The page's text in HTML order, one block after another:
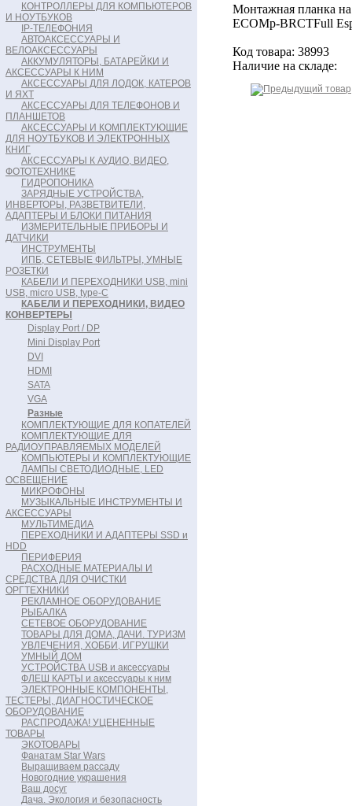
КОНТРОЛЛЕРЫ ДЛЯ КОМПЬЮТЕРОВ
И НОУТБУКОВ
IP-ТЕЛЕФОНИЯ
АВТОАКСЕССУАРЫ И
ВЕЛОАКСЕССУАРЫ
АККУМУЛЯТОРЫ, БАТАРЕЙКИ И
АКСЕССУАРЫ К НИМ
АКСЕССУАРЫ ДЛЯ ЛОДОК, КАТЕРОВ
И ЯХТ
АКСЕССУАРЫ ДЛЯ ТЕЛЕФОНОВ И
ПЛАНШЕТОВ
АКСЕССУАРЫ И КОМПЛЕКТУЮЩИЕ
ДЛЯ НОУТБУКОВ И ЭЛЕКТРОННЫХ
КНИГ
АКСЕССУАРЫ К АУДИО, ВИДЕО,
ФОТОТЕХНИКЕ
ГИДРОПОНИКА
ЗАРЯДНЫЕ УСТРОЙСТВА,
ИНВЕРТОРЫ, РАЗВЕТВИТЕЛИ,
АДАПТЕРЫ И БЛОКИ ПИТАНИЯ
ИЗМЕРИТЕЛЬНЫЕ ПРИБОРЫ И
ДАТЧИКИ
ИНСТРУМЕНТЫ
ИПБ, СЕТЕВЫЕ ФИЛЬТРЫ, УМНЫЕ
РОЗЕТКИ
КАБЕЛИ И ПЕРЕХОДНИКИ USB, mini
USB, micro USB, type-C
КАБЕЛИ И ПЕРЕХОДНИКИ, ВИДЕО
КОНВЕРТЕРЫ
Display Port / DP
Mini Display Port
DVI
HDMI
SATA
VGA
Разные
КОМПЛЕКТУЮЩИЕ ДЛЯ КОПАТЕЛЕЙ
КОМПЛЕКТУЮЩИЕ ДЛЯ
РАДИОУПРАВЛЯЕМЫХ МОДЕЛЕЙ
КОМПЬЮТЕРЫ И КОМПЛЕКТУЮЩИЕ
ЛАМПЫ СВЕТОДИОДНЫЕ, LED
ОСВЕЩЕНИЕ
МИКРОФОНЫ
МУЗЫКАЛЬНЫЕ ИНСТРУМЕНТЫ И
АКСЕССУАРЫ
МУЛЬТИМЕДИА
ПЕРЕХОДНИКИ И АДАПТЕРЫ SSD и
HDD
ПЕРИФЕРИЯ
РАСХОДНЫЕ МАТЕРИАЛЫ И
СРЕДСТВА ДЛЯ ОЧИСТКИ
ОРГТЕХНИКИ
РЕКЛАМНОЕ ОБОРУДОВАНИЕ
РЫБАЛКА
СЕТЕВОЕ ОБОРУДОВАНИЕ
ТОВАРЫ ДЛЯ ДОМА, ДАЧИ. ТУРИЗМ
УВЛЕЧЕНИЯ, ХОББИ, ИГРУШКИ
УМНЫЙ ДОМ
УСТРОЙСТВА USB и аксессуары
ФЛЕШ КАРТЫ и аксессуары к ним
ЭЛЕКТРОННЫЕ КОМПОНЕНТЫ,
ТЕСТЕРЫ, ДИАГНОСТИЧЕСКОЕ
ОБОРУДОВАНИЕ
РАСПРОДАЖА! УЦЕНЕННЫЕ
ТОВАРЫ
ЭКОТОВАРЫ
Фанатам Star Wars
Выращиваем рассаду
Новогодние украшения
Ваш досуг
Дача. Экология и безопасность
Монтажная планка
ECOMp-BRCTFull
Код товара: 38993
Наличие на складе: